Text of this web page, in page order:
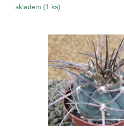
skladem (1 ks)